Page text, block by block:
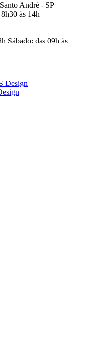
André - SP
às 14h
Sábado: das 09h às